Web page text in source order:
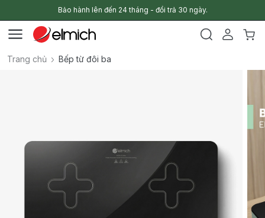
Bảo hành lên đến 24 tháng - đổi trả 30 ngày.
Trang chủ Bếp từ đôi ba